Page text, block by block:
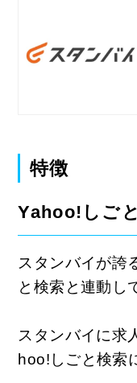
特徴
Yahoo!しご
スタンバイが誇
と検索と連動し
スタンバイに求
hoo!しごと検索